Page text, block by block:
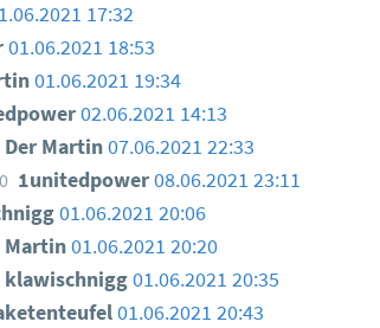
17:32
01.06.2021 18:53
01.06.2021 19:34
02.06.2021 14:13
Der Martin07.06.2021 22:33
0 1unitedpower08.06.2021 23:11
01.06.2021 20:06
Martin01.06.2021 20:20
klawischnigg01.06.2021 20:35
01.06.2021 20:43